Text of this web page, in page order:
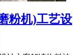
粉机)工艺设